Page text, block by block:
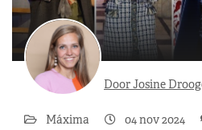
Door Josine
Máxima 04 nov 2024